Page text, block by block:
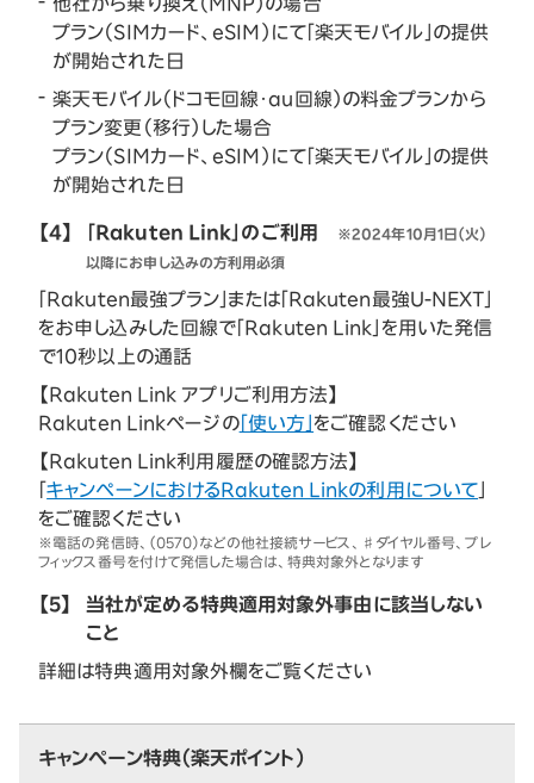
プラン（SIMカード、eSIM）にて「楽天モバイル」の提供
が開始された日
楽天モバイル（ドコモ回線・au回線）の料金プランから
プラン変更（移行）した場合
プラン（SIMカード、eSIM）にて「楽天モバイル」の提供
が開始された日
【4】 「Rakuten Link」のご利用
※2024年10月1日（火）
以降にお申し込みの方利用必須
「Rakuten最強プラン」または「Rakuten最強U-NEXT」
をお申し込みした回線で「Rakuten Link」を用いた発信
で10秒以上の通話
【Rakuten Link アプリご利用方法】
Rakuten Linkページの「使い方」 をご確認ください
【Rakuten Link利用履歴の確認方法】
「キャンペーンにおけるRakuten Linkの利用について
をご確認ください
※電話の発信時、（0570）などの他社接続サービス、♯ダイヤル番号、プレ
フィックス番号を付けて発信した場合は、特典対象外となります
【5】
当社が定める特典適用対象外事由に該当しない
こと
詳細は特典適用対象外欄をご覧ください
キャンペーン特典（楽天ポイント）